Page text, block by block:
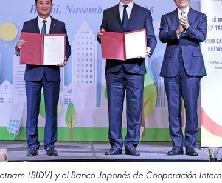
(BIDV) y el Banco Japonés de Cooperación